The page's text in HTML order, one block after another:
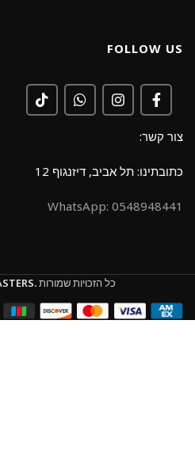
FOLLOW US
צור קשר:
כתובתינו: תל אביב, דיזנגוף 12
0548948441 :WhatsApp
כל הזכויות שמורות